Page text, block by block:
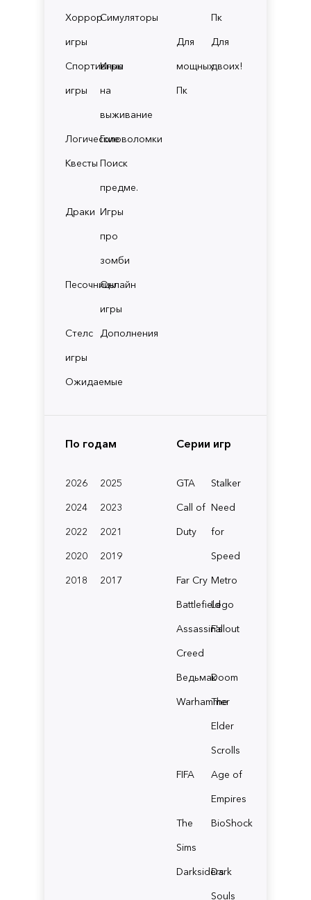
Хоррор
игры
Симуляторы
Спортивные
игры
Игры
на
выживание
ЛогическиеГоловоломки
Квесты Поиск
предме.
Драки Игры
про
зомби
ПесочницыОнлайн
игры
Стелс
игры
Дополнения
Ожидаемые
Пк
Для
мощных
Пк
Для
двоих!
По годам
2026
2025
2024
2023
2022
2021
2020
2019
2018
2017
Серии игр
GTA
Stalker
Call of
Duty
Need
for
Speed
Far Cry Metro
BattlefieldLego
Assassin's
Creed
Fallout
ВедьмакDoom
Warhammer
The
Elder
Scrolls
FIFA
Age of
Empires
The
Sims
BioShock
Darksiders
Dark
Souls